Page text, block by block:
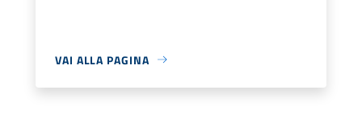
VAI ALLA PAGINA